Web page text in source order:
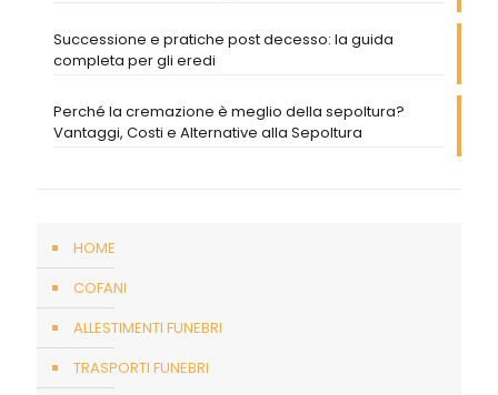
Successione e pratiche post decesso: la guida
completa per gli eredi
Perché la cremazione è meglio della sepoltura?
Vantaggi, Costi e Alternative alla Sepoltura
HOME
COFANI
ALLESTIMENTI FUNEBRI
TRASPORTI FUNEBRI